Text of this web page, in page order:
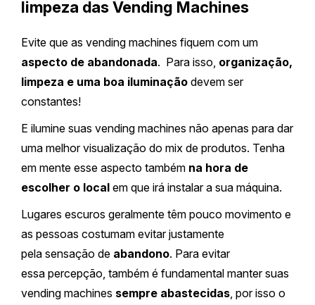
limpeza das Vending Machines
Evite que as vending machines fiquem com um
aspecto de abandonada. Para isso, organização,
limpeza e uma boa iluminação devem ser
constantes!
E ilumine suas vending machines não apenas para dar
uma melhor visualização do mix de produtos. Tenha
em mente esse aspecto também na hora de
escolher o local em que irá instalar a sua máquina.
Lugares escuros geralmente têm pouco movimento e
as pessoas costumam evitar justamente
pela sensação de abandono. Para evitar
essa percepção, também é fundamental manter suas
vending machines sempre abastecidas, por isso o